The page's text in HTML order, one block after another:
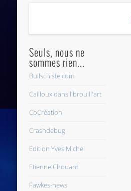
Seuls, nous ne
sommes rien...
Bullschiste.com
Cailloux dans l'brouill'art
CoCréation
Crashdebug
Edition Yves Michel
Etienne Chouard
Fawkes-news